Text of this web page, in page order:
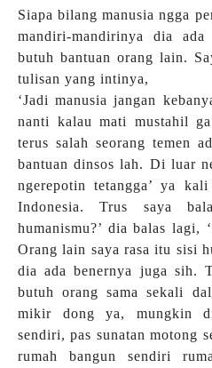
Siapa bilang manusia ngga
mandiri-mandirinya dia
butuh bantuan orang lain.
tulisan yang intinya,
‘Jadi manusia jangan
nanti kalau mati mustahil
terus salah seorang temen
bantuan dinsos lah. Di luar
ngerepotin tetangga’ ya
Indonesia. Trus saya
humanismu?’ dia balas lagi,
Orang lain saya rasa itu sisi
dia ada benernya juga sih.
butuh orang sama sekali
mikir dong ya, mungkin
sendiri, pas sunatan motong
rumah bangun sendiri